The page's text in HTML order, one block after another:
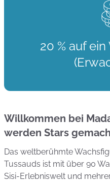
20 % auf
Willkommen bei
werden Stars
Das weltberühmte
Tussauds ist mit über 90
Sisi-Erlebniswelt und